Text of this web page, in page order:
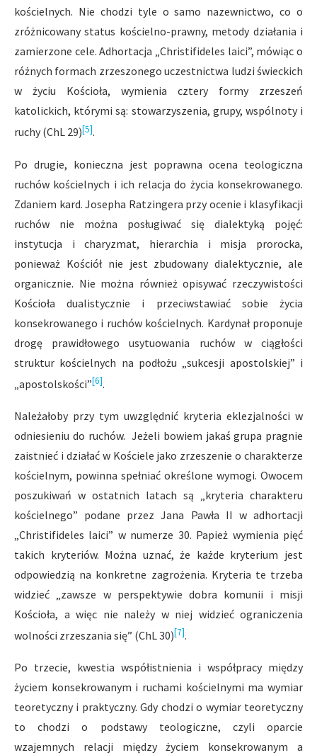
kościelnych. Nie chodzi tyle o samo nazewnictwo, co o
zróżnicowany status kościelno-prawny, metody działania i
zamierzone cele. Adhortacja „Christifideles laici”, mówiąc o
różnych formach zrzeszonego uczestnictwa ludzi świeckich
w życiu Kościoła, wymienia cztery formy zrzeszeń
katolickich, którymi są: stowarzyszenia, grupy, wspólnoty i
ruchy (ChL 29)[5].
Po drugie, konieczna jest poprawna ocena teologiczna
ruchów kościelnych i ich relacja do życia konsekrowanego.
Zdaniem kard. Josepha Ratzingera przy ocenie i klasyfikacji
ruchów nie można posługiwać się dialektyką pojęć:
instytucja i charyzmat, hierarchia i misja prorocka,
ponieważ Kościół nie jest zbudowany dialektycznie, ale
organicznie. Nie można również opisywać rzeczywistości
Kościoła dualistycznie i przeciwstawiać sobie życia
konsekrowanego i ruchów kościelnych. Kardynał proponuje
drogę prawidłowego usytuowania ruchów w ciągłości
struktur kościelnych na podłożu „sukcesji apostolskiej” i
„apostolskości”[6].
Należałoby przy tym uwzględnić kryteria eklezjalności w
odniesieniu do ruchów. Jeżeli bowiem jakaś grupa pragnie
zaistnieć i działać w Kościele jako zrzeszenie o charakterze
kościelnym, powinna spełniać określone wymogi. Owocem
poszukiwań w ostatnich latach są „kryteria charakteru
kościelnego” podane przez Jana Pawła II w adhortacji
„Christifideles laici” w numerze 30. Papież wymienia pięć
takich kryteriów. Można uznać, że każde kryterium jest
odpowiedzią na konkretne zagrożenia. Kryteria te trzeba
widzieć „zawsze w perspektywie dobra komunii i misji
Kościoła, a więc nie należy w niej widzieć ograniczenia
wolności zrzeszania się” (ChL 30)[7].
Po trzecie, kwestia współistnienia i współpracy między
życiem konsekrowanym i ruchami kościelnymi ma wymiar
teoretyczny i praktyczny. Gdy chodzi o wymiar teoretyczny
to chodzi o podstawy teologiczne, czyli oparcie
wzajemnych relacji między życiem konsekrowanym a